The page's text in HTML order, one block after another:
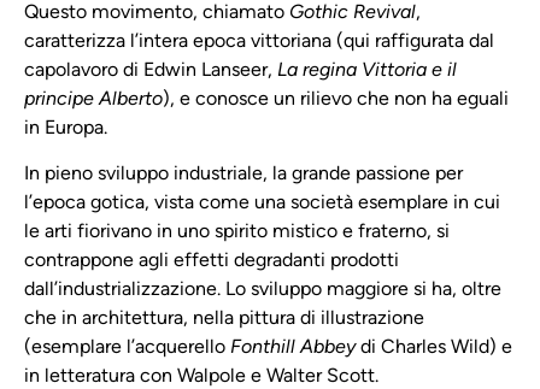
Questo movimento, chiamato Gothic Revival,
caratterizza l’intera epoca vittoriana (qui raffigurata dal
capolavoro di Edwin Lanseer, La regina Vittoria e il
principe Alberto), e conosce un rilievo che non ha eguali
in Europa.
In pieno sviluppo industriale, la grande passione per
l’epoca gotica, vista come una società esemplare in cui
le arti fiorivano in uno spirito mistico e fraterno, si
contrappone agli effetti degradanti prodotti
dall’industrializzazione. Lo sviluppo maggiore si ha, oltre
che in architettura, nella pittura di illustrazione
(esemplare l’acquerello Fonthill Abbeydi Charles Wild) e
in letteratura con Walpole e Walter Scott.